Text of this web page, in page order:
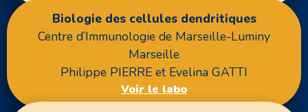
Biologie des cellules dendritiques
Centre d’Immunologie de Marseille-Luminy
Marseille
Philippe PIERRE et Evelina GATTI
Voir le labo